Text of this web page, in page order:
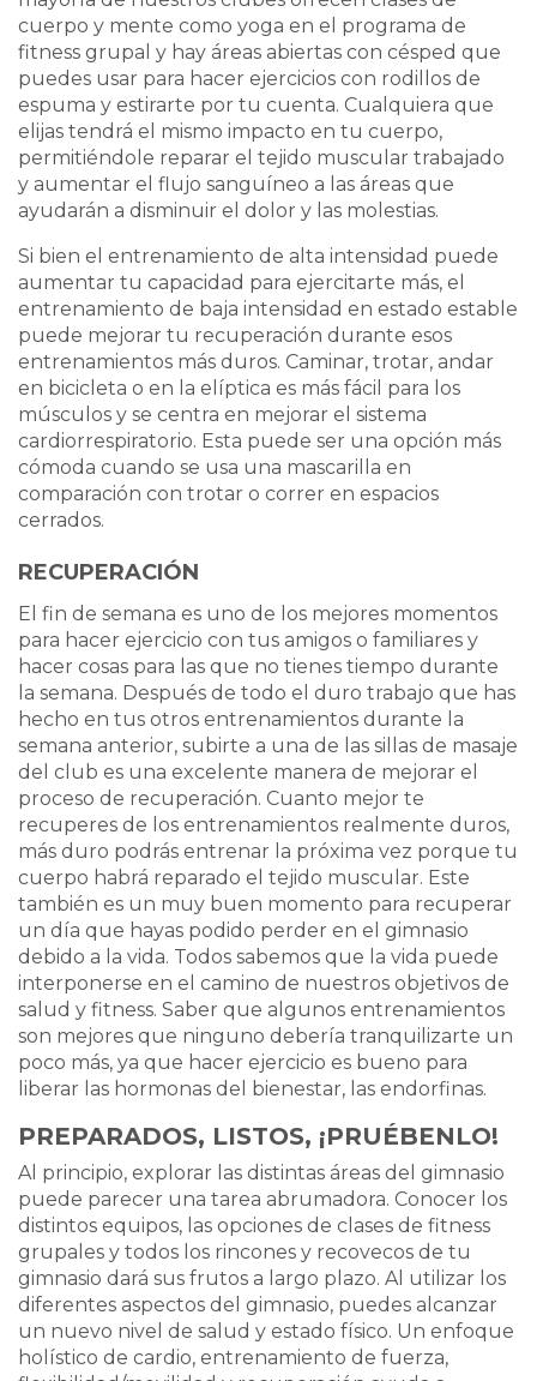
cuerpo y mente como yoga en el programa de
fitness grupal y hay áreas abiertas con césped que
puedes usar para hacer ejercicios con rodillos de
espuma y estirarte por tu cuenta. Cualquiera que
elijas tendrá el mismo impacto en tu cuerpo,
permitiéndole reparar el tejido muscular trabajado
y aumentar el flujo sanguíneo a las áreas que
ayudarán a disminuir el dolor y las molestias.
Si bien el entrenamiento de alta intensidad puede
aumentar tu capacidad para ejercitarte más, el
entrenamiento de baja intensidad en estado estable
puede mejorar tu recuperación durante esos
entrenamientos más duros. Caminar, trotar, andar
en bicicleta o en la elíptica es más fácil para los
músculos y se centra en mejorar el sistema
cardiorrespiratorio. Esta puede ser una opción más
cómoda cuando se usa una mascarilla en
comparación con trotar o correr en espacios
cerrados.
RECUPERACIÓN
El fin de semana es uno de los mejores momentos
para hacer ejercicio con tus amigos o familiares y
hacer cosas para las que no tienes tiempo durante
la semana. Después de todo el duro trabajo que has
hecho en tus otros entrenamientos durante la
semana anterior, subirte a una de las sillas de masaje
del club es una excelente manera de mejorar el
proceso de recuperación. Cuanto mejor te
recuperes de los entrenamientos realmente duros,
más duro podrás entrenar la próxima vez porque tu
cuerpo habrá reparado el tejido muscular. Este
también es un muy buen momento para recuperar
un día que hayas podido perder en el gimnasio
debido a la vida. Todos sabemos que la vida puede
interponerse en el camino de nuestros objetivos de
salud y fitness. Saber que algunos entrenamientos
son mejores que ninguno debería tranquilizarte un
poco más, ya que hacer ejercicio es bueno para
liberar las hormonas del bienestar, las endorfinas.
PREPARADOS, LISTOS, ¡PRUÉBENLO!
Al principio, explorar las distintas áreas del gimnasio
puede parecer una tarea abrumadora. Conocer los
distintos equipos, las opciones de clases de fitness
grupales y todos los rincones y recovecos de tu
gimnasio dará sus frutos a largo plazo. Al utilizar los
diferentes aspectos del gimnasio, puedes alcanzar
un nuevo nivel de salud y estado físico. Un enfoque
holístico de cardio, entrenamiento de fuerza,